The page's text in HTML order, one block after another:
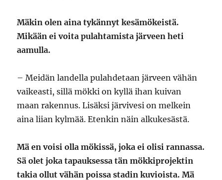
Mäkin olen aina tykännyt kesämökeistä.
Mikään ei voita pulahtamista järveen heti
aamulla.
– Meidän landella pulahdetaan järveen vähän
vaikeasti, sillä mökki on kyllä ihan kuivan
maan rakennus. Lisäksi järvivesi on melkein
aina liian kylmää. Etenkin näin alkukesästä.
Mä en voisi olla mökissä, joka ei olisi rannassa.
Sä olet joka tapauksessa tän mökkiprojektin
takia ollut vähän poissa stadin kuvioista. Mä